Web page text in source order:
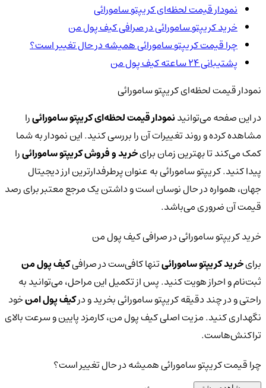
نمودار قیمت لحظه‌ای کریپتو سامورائی
خرید کریپتو سامورائی در صرافی کیف پول من
چرا قیمت کریپتو سامورائی همیشه در حال تغییر است؟
پشتیبانی ۲۴ ساعته کیف پول من
نمودار قیمت لحظه‌ای کریپتو سامورائی
در این صفحه می‌توانیدنمودار قیمت لحظه‌ای کریپتو سامورائیرا
مشاهده کرده و روند تغییرات آن را بررسی کنید. این نمودار به شما
کمک می‌کند تا بهترین زمان برایخرید و فروش کریپتو سامورائیرا
پیدا کنید. کریپتو سامورائی به عنوان پرطرفدارترین ارز دیجیتال
جهان، همواره در حال نوسان است و داشتن یک مرجع معتبر برای رصد
قیمت آن ضروری می‌باشد.
خرید کریپتو سامورائی در صرافی کیف پول من
برایخرید کریپتو سامورائیتنها کافی‌ست در صرافیکیف پول من
ثبت‌نام و احراز هویت کنید. پس از تکمیل این مراحل، می‌توانید به
راحتی و در چند دقیقه کریپتو سامورائی بخرید و درکیف پول امنخود
نگهداری کنید. مزیت اصلی کیف پول من، کارمزد پایین و سرعت بالای
تراکنش‌هاست.
چرا قیمت کریپتو سامورائی همیشه در حال تغییر است؟